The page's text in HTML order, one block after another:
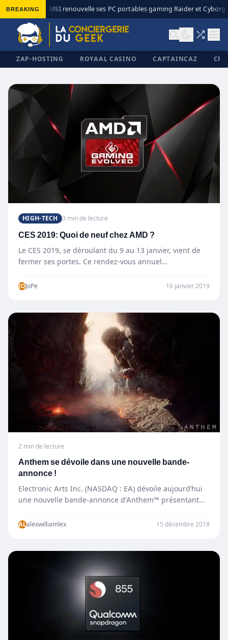
BREAKING◆ MSI renouvelle ses PC portables gaming Raider et Cyborg
ZAP-HOSTING ROYAAL CASINO CAPTAINCAZ
HIGH-TECH 3 min de lecture
CES 2019: Quoi de neuf chez AMD ?
Le CES 2019, se déroulant du 9 au 13 janvier, vient de
fermer ses portes. Ce rendez-vous annuel…
JOJoPe 16 janvier 2019
2 min de lecture
Anthem se dévoile dans une nouvelle bande-
annonce !
Electronic Arts Inc. (NASDAQ : EA) dévoile aujourd’hui
une nouvelle bande-annonce d’Anthem™ présentant
ALalexwilliamlex 15 décembre 2018